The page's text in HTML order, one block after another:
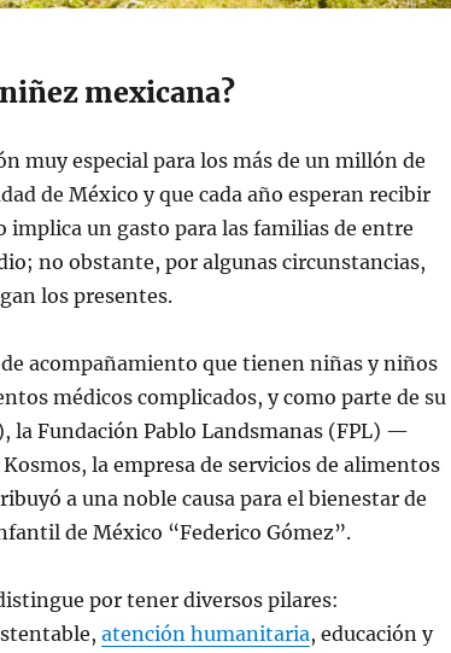
mexicana?
muy especial para los más de un millón de
de México y que cada año esperan recibir
implica un gasto para las familias de entre
no obstante, por algunas circunstancias,
los presentes.
acompañamiento que tienen niñas y niños
médicos complicados, y como parte de su
la Fundación Pablo Landsmanas (FPL) —
la empresa de servicios de alimentos
a una noble causa para el bienestar de
de México “Federico Gómez”.
por tener diversos pilares:
atención humanitaria, educación y